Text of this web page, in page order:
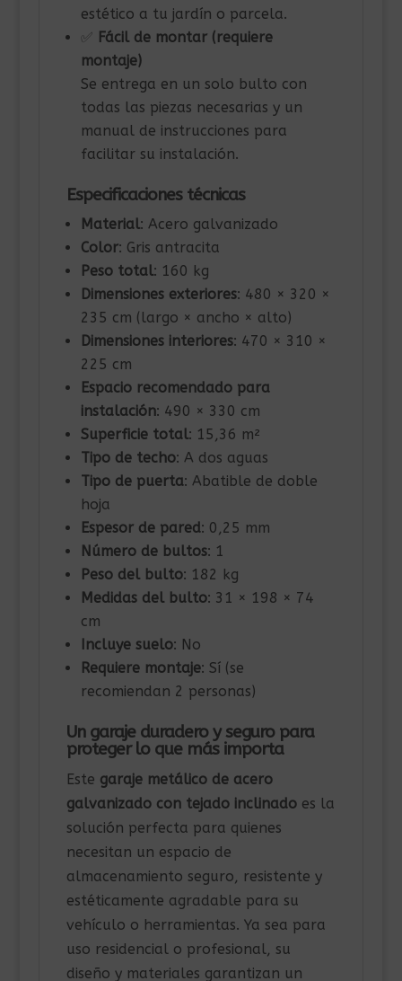
estético a tu jardín o parcela.
✅ Fácil de montar (requiere
montaje)
Se entrega en un solo bulto con
todas las piezas necesarias y un
manual de instrucciones para
facilitar su instalación.
Especificaciones técnicas
Material: Acero galvanizado
Color: Gris antracita
Peso total: 160 kg
Dimensiones exteriores: 480 × 320 ×
235 cm (largo × ancho × alto)
Dimensiones interiores: 470 × 310 ×
225 cm
Espacio recomendado para
instalación: 490 × 330 cm
Superficie total: 15,36 m²
Tipo de techo: A dos aguas
Tipo de puerta: Abatible de doble
hoja
Espesor de pared: 0,25 mm
Número de bultos: 1
Peso del bulto: 182 kg
Medidas del bulto: 31 × 198 × 74
cm
Incluye suelo: No
Requiere montaje: Sí (se
recomiendan 2 personas)
Un garaje duradero y seguro para
proteger lo que más importa
Este garaje metálico de acero
galvanizado con tejado inclinadoes la
solución perfecta para quienes
necesitan un espacio de
almacenamiento seguro, resistente y
estéticamente agradable para su
vehículo o herramientas. Ya sea para
uso residencial o profesional, su
diseño y materiales garantizan un